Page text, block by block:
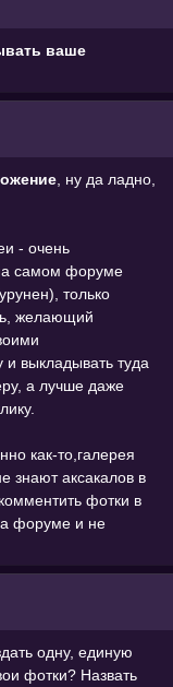
ваше
, ну да ладно,
- очень
самом форуме
только
желающий
выкладывать туда
а лучше даже
как-то,галерея
знают аксакалов в
фотки в
форуме и не
одну, единую
фотки? Назвать